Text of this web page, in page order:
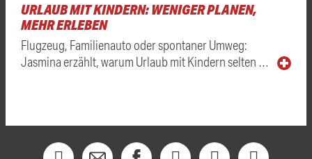
URLAUB MIT KINDERN: WENIGER PLANEN,
MEHR ERLEBEN
Flugzeug, Familienauto oder spontaner Umweg:
Jasmina erzählt, warum Urlaub mit Kindern selten …